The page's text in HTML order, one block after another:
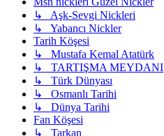
↳ Aşk-Sevgi Nickleri
↳ Yabancı Nickler
Tarih Köşesi
↳ Mustafa Kemal Atatürk
↳ TARTIŞMA MEYDANI
↳ Türk Dünyası
↳ Osmanlı Tarihi
↳ Dünya Tarihi
Fan Köşesi
↳ Tarkan